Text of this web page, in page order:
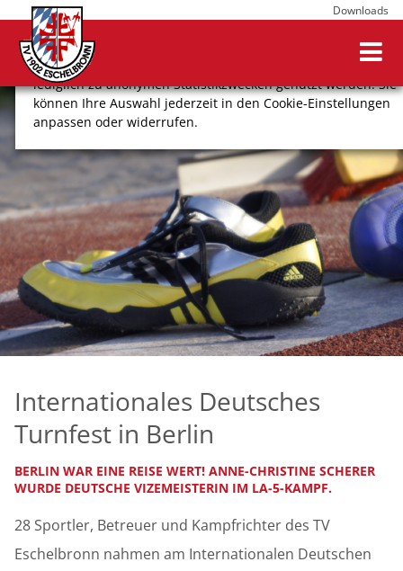
Wir verwenden Cookies, um Ihnen ein optimales
Webseitenerlebnis zu bieten. Dazu zählen Cookies, die für
den Betrieb der Seite notwendig sind, sowie solche, die
lediglich zu anonymen Statistikzwecken genutzt werden. Sie
können Ihre Auswahl jederzeit in den Cookie-Einstellungen
anpassen oder widerrufen.
COOKIE-EINSTELLUNGEN
ALLE ABLEHNEN
ALLE AUSWÄHLEN
ImpressumDatenschutz
Downloads
Internationales Deutsches
Turnfest in Berlin
BERLIN WAR EINE REISE WERT! ANNE-CHRISTINE SCHERER
WURDE DEUTSCHE VIZEMEISTERIN IM LA-5-KAMPF.
28 Sportler, Betreuer und Kampfrichter des TV
Eschelbronn nahmen am Internationalen Deutschen